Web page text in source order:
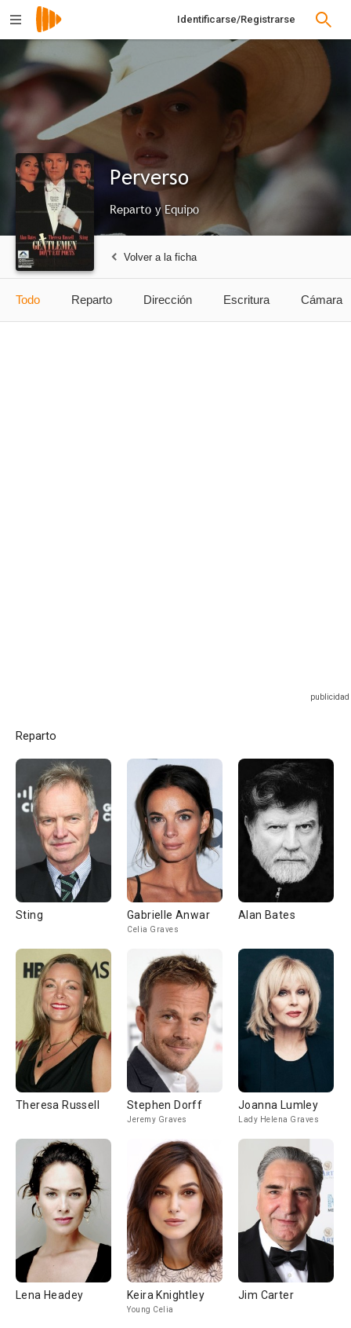
Identificarse/Registrarse
Perverso
Reparto y Equipo
Volver a la ficha
Todo Reparto Dirección Escritura Cámara
Reparto
Sting Gabrielle Anwar
Celia Graves
Alan Bates
Theresa Russell Stephen Dorff
Jeremy Graves
Joanna Lumley
Lady Helena Graves
Lena Headey Keira Knightley
Young Celia
Jim Carter